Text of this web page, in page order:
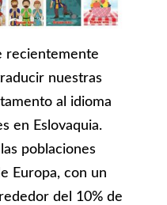
recientemente
nuestras
al idioma
en Eslovaquia.
poblaciones
Europa, con un
del 10% de